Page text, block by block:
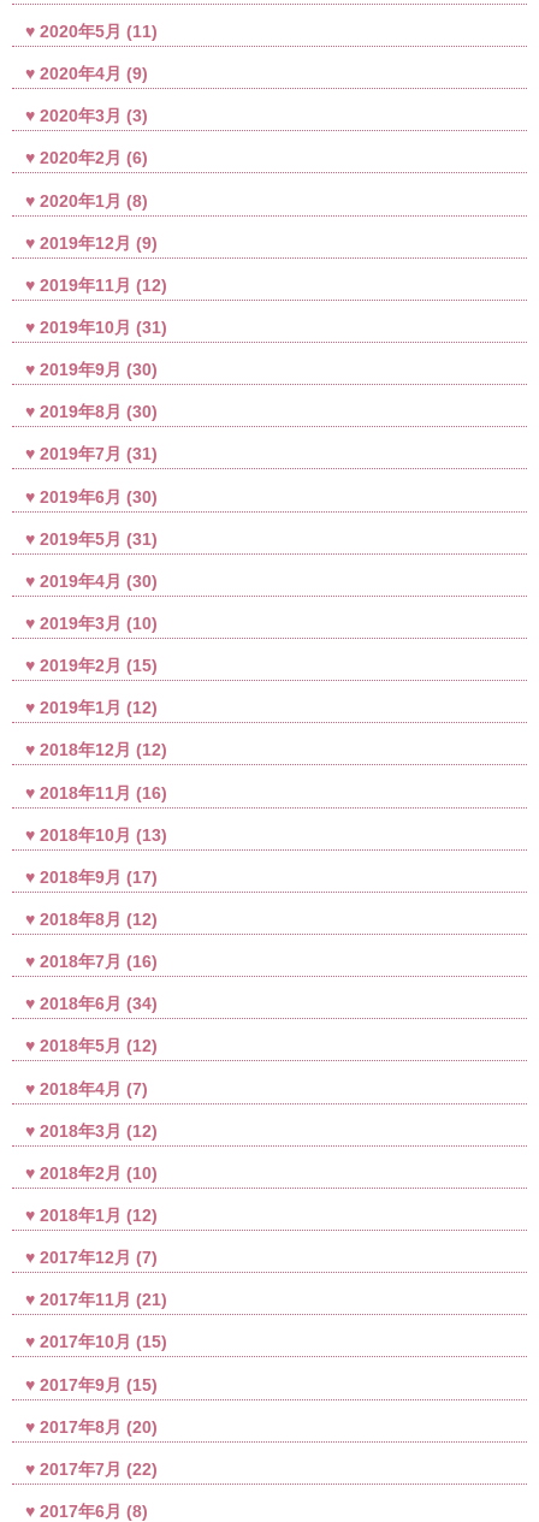
2020年5月 (11)
2020年4月 (9)
2020年3月 (3)
2020年2月 (6)
2020年1月 (8)
2019年12月 (9)
2019年11月 (12)
2019年10月 (31)
2019年9月 (30)
2019年8月 (30)
2019年7月 (31)
2019年6月 (30)
2019年5月 (31)
2019年4月 (30)
2019年3月 (10)
2019年2月 (15)
2019年1月 (12)
2018年12月 (12)
2018年11月 (16)
2018年10月 (13)
2018年9月 (17)
2018年8月 (12)
2018年7月 (16)
2018年6月 (34)
2018年5月 (12)
2018年4月 (7)
2018年3月 (12)
2018年2月 (10)
2018年1月 (12)
2017年12月 (7)
2017年11月 (21)
2017年10月 (15)
2017年9月 (15)
2017年8月 (20)
2017年7月 (22)
2017年6月 (8)